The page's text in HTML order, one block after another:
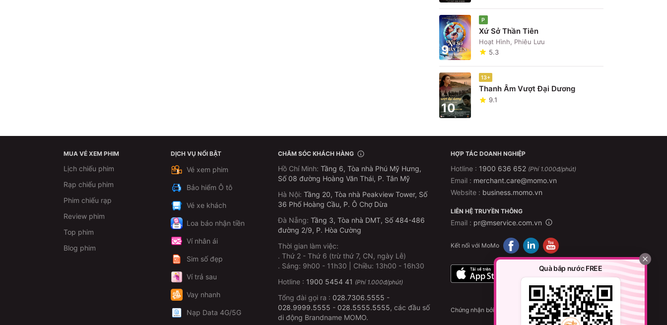
9
P
Xứ Sở Thần Tiên
Hoạt Hình, Phiêu Lưu
5.3
10
13+
Thanh Âm Vượt Đại Dương
9.1
MUA VÉ XEM PHIM
Lịch chiếu phim
Rạp chiếu phim
Phim chiếu rạp
Review phim
Top phim
Blog phim
DỊCH VỤ NỔI BẬT
Vé xem phim
Bảo hiểm Ô tô
Vé xe khách
Loa báo nhận tiền
Ví nhân ái
Sim số đẹp
Ví trả sau
Vay nhanh
Nạp Data 4G/5G
CHĂM SÓC KHÁCH HÀNG
Hồ Chí Minh: Tầng 6, Tòa nhà Phú Mỹ Hưng,
Số 08 đường Hoàng Văn Thái, P. Tân Mỹ
Hà Nội: Tầng 20, Tòa nhà Peakview Tower, Số
36 Phố Hoàng Cầu, P. Ô Chợ Dừa
Đà Nẵng: Tầng 3, Tòa nhà DMT, Số 484-486
đường 2/9, P. Hòa Cường
Thời gian làm việc:
. Thứ 2 - Thứ 6 (trừ thứ 7, CN, ngày Lễ)
. Sáng: 9h00 - 11h30 | Chiều: 13h00 - 16h30
Hotline : 1900 5454 41 (Phí 1.000đ/phút)
Tổng đài gọi ra : 028.7306.5555 -
028.9999.5555 - 028.5555.5555, các đầu số
di động Brandname MOMO.
HỢP TÁC DOANH NGHIỆP
Hotline : 1900 636 652 (Phí 1.000đ/phút)
Email : merchant.care@momo.vn
Website : business.momo.vn
LIÊN HỆ TRUYỀN THÔNG
Email : pr@mservice.com.vn
Kết nối với MoMo
Chứng nhận bởi
Quà bắp nước FREE